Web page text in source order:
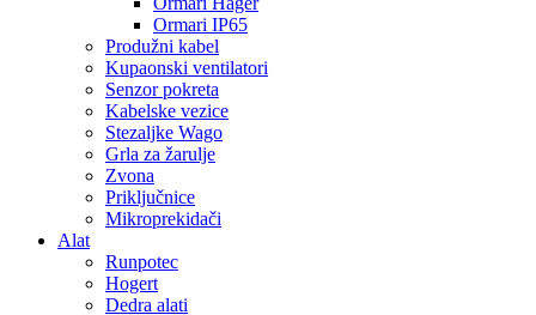
Ormari IP65
Produžni kabel
Kupaonski ventilatori
Senzor pokreta
Kabelske vezice
Stezaljke Wago
Grla za žarulje
Zvona
Priključnice
Mikroprekidači
Alat
Runpotec
Hogert
Dedra alati